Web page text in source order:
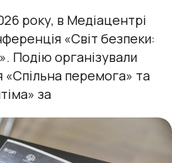
року, в Медіацентрі
«Світ безпеки:
Подію організували
«Спільна перемога» та
за